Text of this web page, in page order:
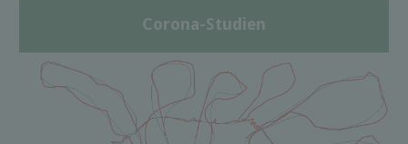
Corona-Studien